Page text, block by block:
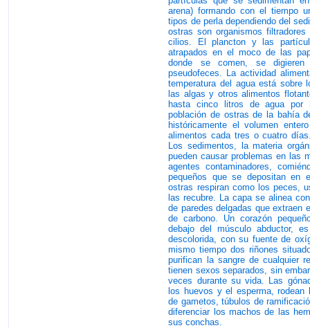
arena) formando con el tiempo
tipos de perla dependiendo del
ostras son organismos
cilios. El plancton y las
atrapados en el moco de las
donde se comen, se
pseudofeces. La actividad
temperatura del agua está sobre
las algas y otros alimentos
hasta cinco litros de agua por
población de ostras de la bahía
históricamente el volumen
alimentos cada tres o cuatro
Los sedimentos, la materia
pueden causar problemas en las
agentes contaminadores,
pequeños que se depositan en
ostras respiran como los peces,
las recubre. La capa se alinea
de paredes delgadas que extraen
de carbono. Un corazón
debajo del músculo abductor,
descolorida, con su fuente de
mismo tiempo dos riñones
purifican la sangre de cualquier
tienen sexos separados, sin
veces durante su vida. Las
los huevos y el esperma,
de gametos, túbulos de
diferenciar los machos de las
sus conchas.